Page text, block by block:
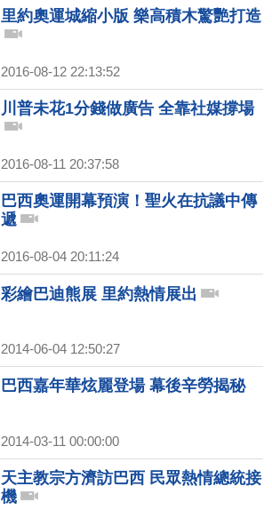
里約奧運城縮小版 樂高積木驚艷打造
2016-08-12 22:13:52
川普未花1分錢做廣告 全靠社媒撐場
2016-08-11 20:37:58
巴西奧運開幕預演！聖火在抗議中傳
遞
2016-08-04 20:11:24
彩繪巴迪熊展 里約熱情展出
2014-06-04 12:50:27
巴西嘉年華炫麗登場 幕後辛勞揭秘
2014-03-11 00:00:00
天主教宗方濟訪巴西 民眾熱情總統接
機